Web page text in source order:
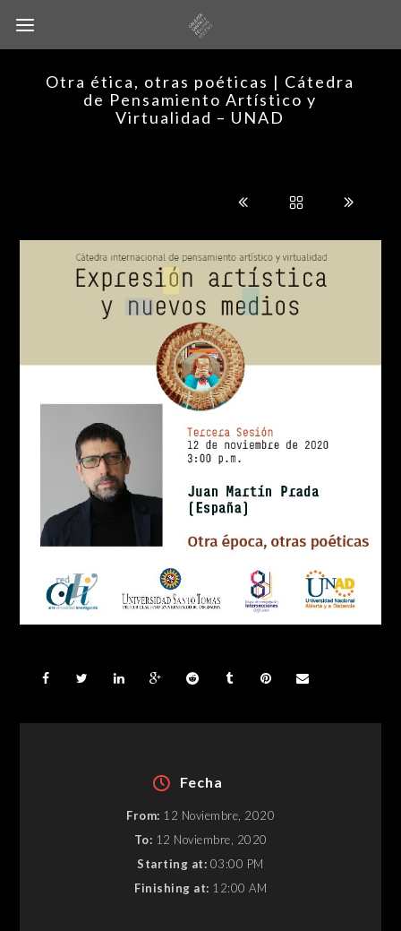
Otra ética, otras poéticas | Cátedra
de Pensamiento Artístico y
Virtualidad – UNAD
Fecha
From: 12 Noviembre, 2020
To: 12 Noviembre, 2020
Starting at: 03:00 PM
Finishing at: 12:00 AM